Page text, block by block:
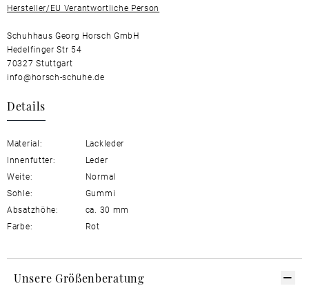
Hersteller/EU Verantwortliche Person
Schuhhaus Georg Horsch GmbH
Hedelfinger Str 54
70327 Stuttgart
info@horsch-schuhe.de
Details
Material:
Lackleder
Innenfutter:
Leder
Weite:
Normal
Sohle:
Gummi
Absatzhöhe:
ca. 30 mm
Farbe:
Rot
Unsere Größenberatung